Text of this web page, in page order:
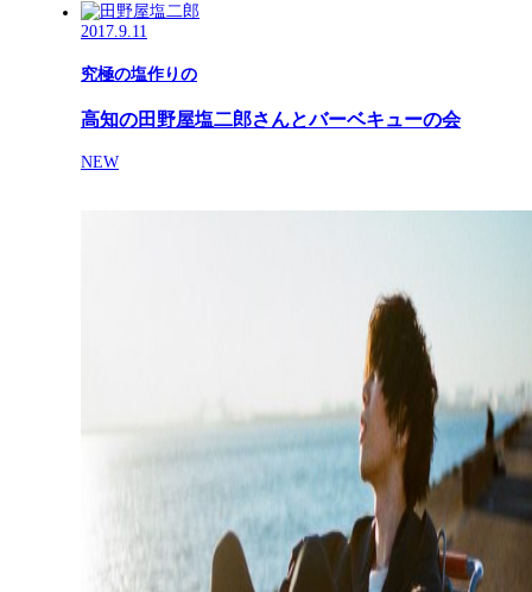
2017.9.11
究極の塩作りの
高知の田野屋塩二郎さんとバーベキューの会
NEW